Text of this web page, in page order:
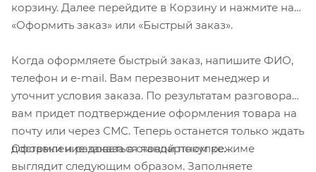
корзину. Далее перейдите в Корзину и нажмите на
«Оформить заказ» или «Быстрый заказ».
Когда оформляете быстрый заказ, напишите ФИО,
телефон и e-mail. Вам перезвонит менеджер и
уточнит условия заказа. По результатам разговора
вам придет подтверждение оформления товара на
почту или через СМС. Теперь останется только ждать
доставки и радоваться новой покупке.
Оформление заказа в стандартном режиме
выглядит следующим образом. Заполняете